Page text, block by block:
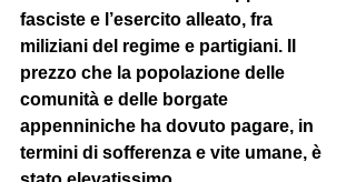
fasciste e l’esercito alleato, fra
miliziani del regime e partigiani. Il
prezzo che la popolazione delle
comunità e delle borgate
appenniniche ha dovuto pagare, in
termini di sofferenza e vite umane, è